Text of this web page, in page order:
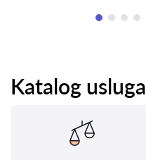
Katalog usluga